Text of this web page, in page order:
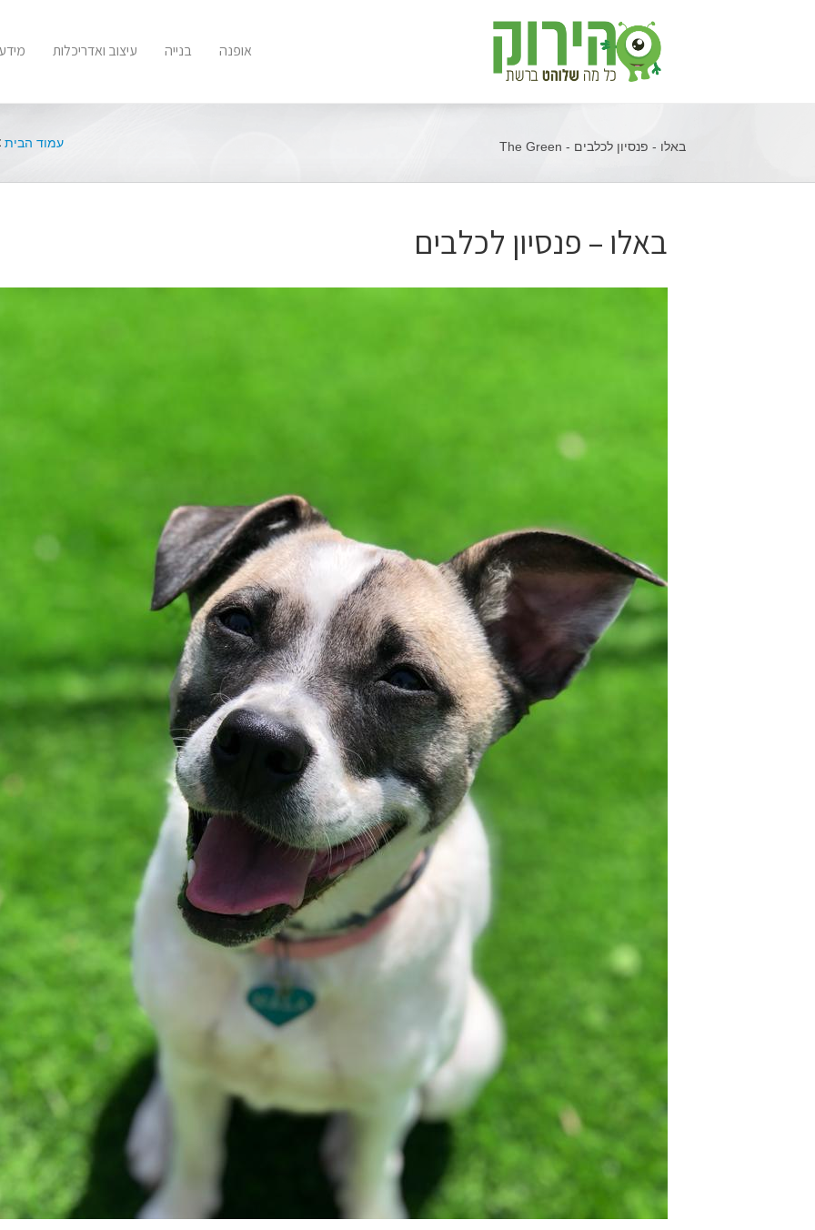
אופנה בנייה עיצוב ואדריכלות
באלו - פנסיון לכלבים - The Green עמוד הבית
באלו – פנסיון לכלבים